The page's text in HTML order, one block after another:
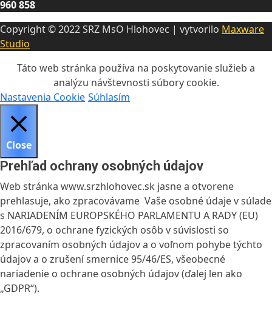
960 858
Copyright © 2022 SRZ MsO Hlohovec | vytvorilo Maxware
Studio
Táto web stránka používa na poskytovanie služieb a
analýzu návštevnosti súbory cookie.
Nastavenia Cookie Súhlasím
Close
Prehľad ochrany osobných údajov
Web stránka www.srzhlohovec.sk jasne a otvorene
prehlasuje, ako zpracovávame Vaše osobné údaje v súlade
s NARIADENÍM EUROPSKÉHO PARLAMENTU A RADY (EU)
2016/679, o ochrane fyzických osôb v súvislosti so
zpracovaním osobných údajov a o voľnom pohybe týchto
údajov a o zrušení smernice 95/46/ES, všeobecné
nariadenie o ochrane osobných údajov (ďalej len ako
„GDPR“).